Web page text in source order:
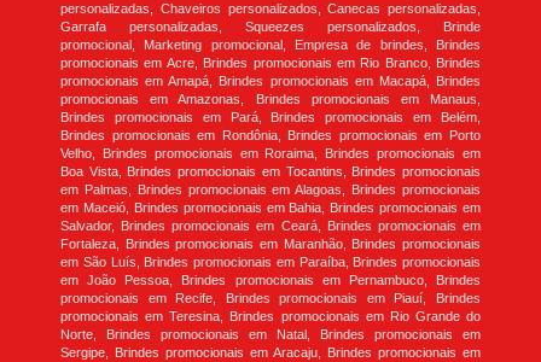
personalizadas, Chaveiros personalizados, Canecas personalizadas,
Garrafa personalizadas, Squeezes personalizados, Brinde
promocional, Marketing promocional, Empresa de brindes, Brindes
promocionais em Acre, Brindes promocionais em Rio Branco, Brindes
promocionais em Amapá, Brindes promocionais em Macapá, Brindes
promocionais em Amazonas, Brindes promocionais em Manaus,
Brindes promocionais em Pará, Brindes promocionais em Belém,
Brindes promocionais em Rondônia, Brindes promocionais em Porto
Velho, Brindes promocionais em Roraima, Brindes promocionais em
Boa Vista, Brindes promocionais em Tocantins, Brindes promocionais
em Palmas, Brindes promocionais em Alagoas, Brindes promocionais
em Maceió, Brindes promocionais em Bahia, Brindes promocionais em
Salvador, Brindes promocionais em Ceará, Brindes promocionais em
Fortaleza, Brindes promocionais em Maranhão, Brindes promocionais
em São Luís, Brindes promocionais em Paraíba, Brindes promocionais
em João Pessoa, Brindes promocionais em Pernambuco, Brindes
promocionais em Recife, Brindes promocionais em Piauí, Brindes
promocionais em Teresina, Brindes promocionais em Rio Grande do
Norte, Brindes promocionais em Natal, Brindes promocionais em
Sergipe, Brindes promocionais em Aracaju, Brindes promocionais em